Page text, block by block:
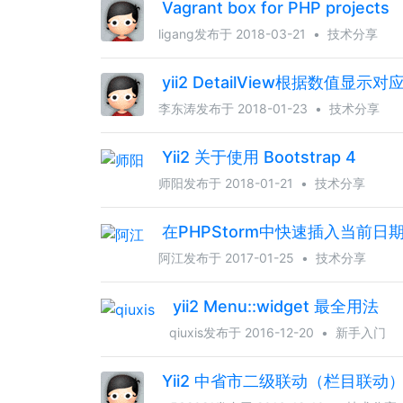
Vagrant box for PHP projects
ligang发布于 2018-03-21 • 技术分享
yii2 DetailView根据数值显示对
李东涛发布于 2018-01-23 • 技术分享
Yii2 关于使用 Bootstrap 4
师阳发布于 2018-01-21 • 技术分享
在PHPStorm中快速插入当前日期
阿江发布于 2017-01-25 • 技术分享
yii2 Menu::widget 最全用法
qiuxis发布于 2016-12-20 • 新手入门
Yii2 中省市二级联动（栏目联动）